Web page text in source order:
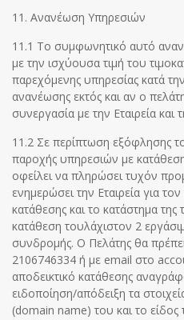
11. Ανανέωση Υπηρεσιών
11.1 Το συμφωνητικό αυτό
με την ισχύουσα τιμή του
παρεχόμενης υπηρεσίας κατά
ανανέωσης εκτός και αν ο
συνεργασία με την Εταιρεία και
11.2 Σε περίπτωση εξόφλησης
παροχής υπηρεσιών με
οφείλει να πληρώσει τυχόν
ενημερώσει την Εταιρεία για
κατάθεσης και το κατάστημα
κατάθεση τουλάχιστον 2
συνδρομής. Ο Πελάτης θα
2106746334 ή με email στο
αποδεικτικό κατάθεσης
ειδοποίηση/απόδειξη τα
(domain name) του και το